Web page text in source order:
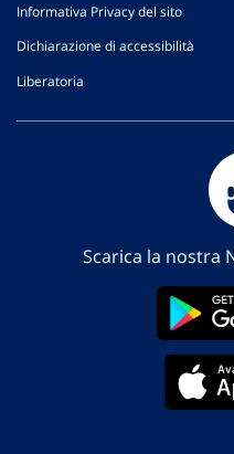
Informativa Privacy del sito
Dichiarazione di accessibilità
Liberatoria
Scarica la nostra